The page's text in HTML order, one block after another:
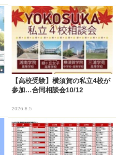
【高校受験】横須賀の私立4校が
参加…合同相談会10/12
2026.8.5